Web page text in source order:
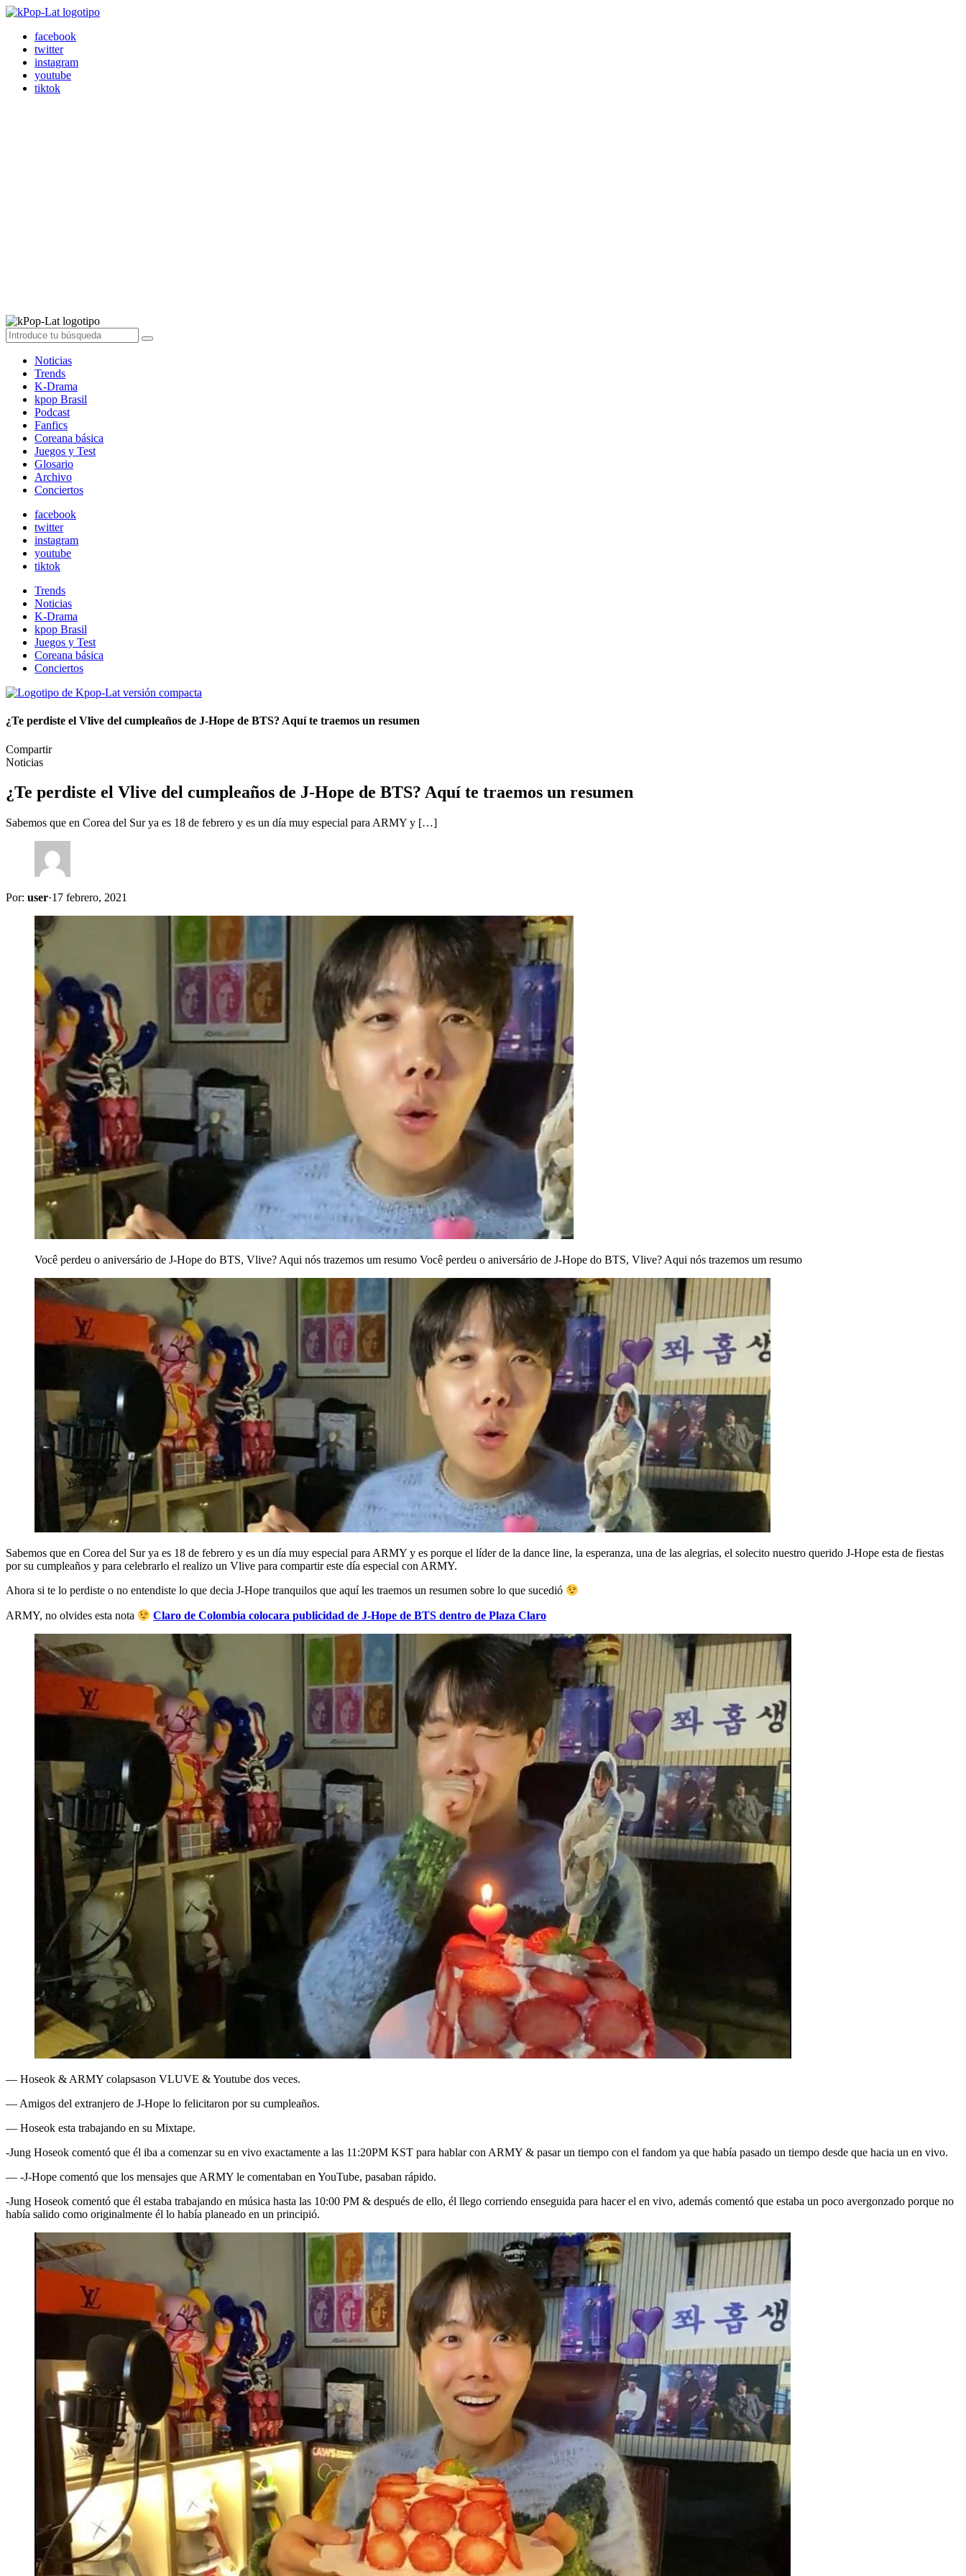
facebook
twitter
instagram
youtube
tiktok
Noticias
Trends
K-Drama
kpop Brasil
Podcast
Fanfics
Coreana básica
Juegos y Test
Glosario
Archivo
Conciertos
facebook
twitter
instagram
youtube
tiktok
Trends
Noticias
K-Drama
kpop Brasil
Juegos y Test
Coreana básica
Conciertos
¿Te perdiste el Vlive del cumpleaños de J-Hope de BTS? Aquí te traemos un resumen
Compartir
Noticias
¿Te perdiste el Vlive del cumpleaños de J-Hope de BTS? Aquí te traemos un resumen
Sabemos que en Corea del Sur ya es 18 de febrero y es un día muy especial para ARMY y […]
Por: user·17 febrero, 2021
Você perdeu o aniversário de J-Hope do BTS, Vlive? Aqui nós trazemos um resumo Você perdeu o aniversário de J-Hope do BTS, Vlive? Aqui nós trazemos um resumo
Sabemos que en Corea del Sur ya es 18 de febrero y es un día muy especial para ARMY y es porque el líder de la dance line, la esperanza, una de las alegrias, el solecito nuestro querido J-Hope esta de fiestas
por su cumpleaños y para celebrarlo el realizo un Vlive para compartir este día especial con ARMY.
Ahora si te lo perdiste o no entendiste lo que decia J-Hope tranquilos que aquí les traemos un resumen sobre lo que sucedió
ARMY, no olvides esta nota Claro de Colombia colocara publicidad de J-Hope de BTS dentro de Plaza Claro
— Hoseok & ARMY colapsason VLUVE & Youtube dos veces.
— Amigos del extranjero de J-Hope lo felicitaron por su cumpleaños.
— Hoseok esta trabajando en su Mixtape.
-Jung Hoseok comentó que él iba a comenzar su en vivo exactamente a las 11:20PM KST para hablar con ARMY & pasar un tiempo con el fandom ya que había pasado un tiempo desde que hacia un en vivo.
— -J-Hope comentó que los mensajes que ARMY le comentaban en YouTube, pasaban rápido.
-Jung Hoseok comentó que él estaba trabajando en música hasta las 10:00 PM & después de ello, él llego corriendo enseguida para hacer el en vivo, además comentó que estaba un poco avergonzado porque no
había salido como originalmente él lo había planeado en un principió.